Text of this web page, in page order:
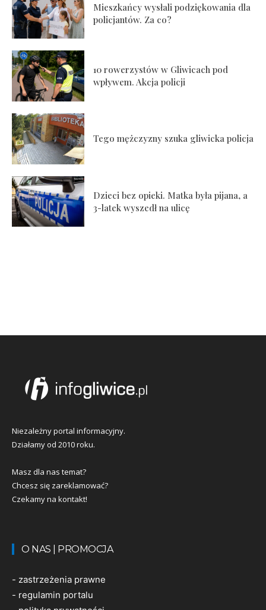
Mieszkańcy wysłali podziękowania dla
policjantów. Za co?
10 rowerzystów w Gliwicach pod
wpływem. Akcja policji
Tego mężczyzny szuka gliwicka policja
Dzieci bez opieki. Matka była pijana, a
3-latek wyszedł na ulicę
Niezależny portal informacyjny.
Działamy od 2010 roku.
Masz dla nas temat?
Chcesz się zareklamować?
Czekamy na kontakt!
O NAS | PROMOCJA
- zastrzeżenia prawne
- regulamin portalu